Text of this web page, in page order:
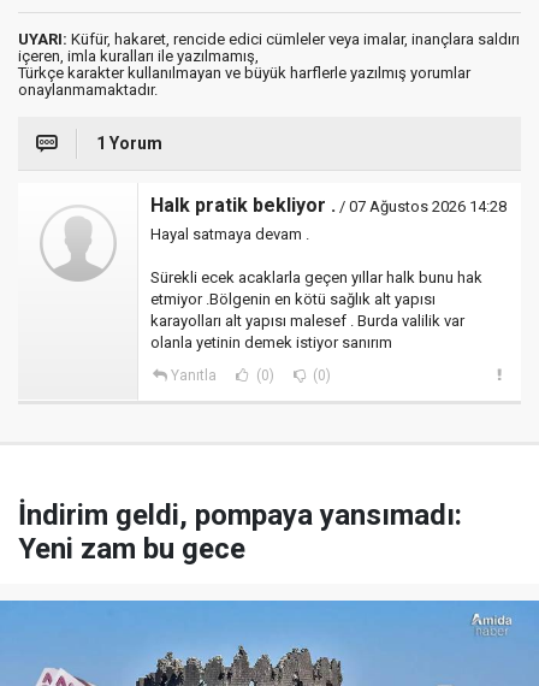
UYARI: Küfür, hakaret, rencide edici cümleler veya imalar, inançlara saldırı
içeren, imla kuralları ile yazılmamış,
Türkçe karakter kullanılmayan ve büyük harflerle yazılmış yorumlar
onaylanmamaktadır.
1 Yorum
Halk pratik bekliyor . / 07 Ağustos 2026 14:28
Hayal satmaya devam .
Sürekli ecek acaklarla geçen yıllar halk bunu hak
etmiyor .Bölgenin en kötü sağlık alt yapısı
karayolları alt yapısı malesef . Burda valilik var
olanla yetinin demek istiyor sanırım
Yanıtla (0) (0)
İndirim geldi, pompaya yansımadı:
Yeni zam bu gece